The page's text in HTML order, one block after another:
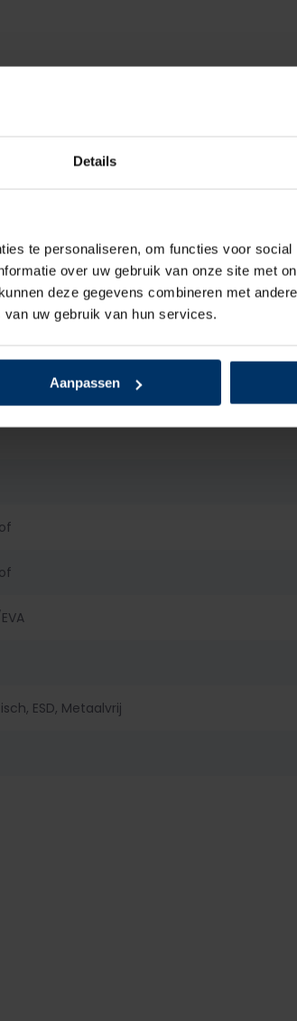
Details
te personaliseren, om functies voor
over uw gebruik van onze site met
deze gegevens combineren met
uw gebruik van hun services.
Aanpassen
ESD, Metaalvrij